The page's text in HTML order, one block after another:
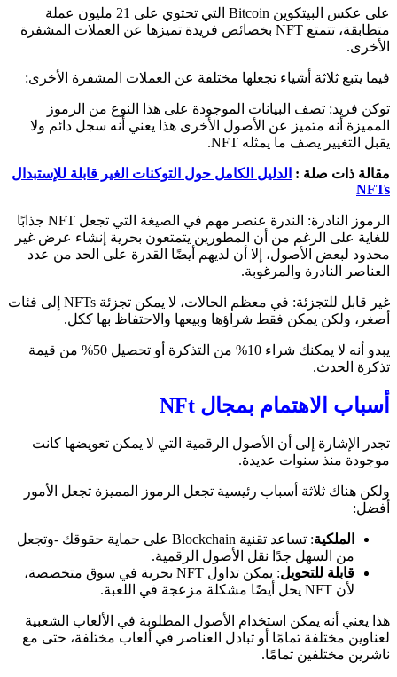
على عكس البيتكوين Bitcoin التي تحتوي على 21 مليون عملة
متطابقة، تتمتع NFT بخصائص فريدة تميزها عن العملات المشفرة
الأخرى.
فيما يتبع ثلاثة أشياء تجعلها مختلفة عن العملات المشفرة الأخرى:
توكن فريد: تصف البيانات الموجودة على هذا النوع من الرموز
المميزة أنه متميز عن الأصول الأخرى هذا يعني أنه سجل دائم ولا
يقبل التغيير يصف ما يمثله NFT.
مقالة ذات صلة : الدليل الكامل حول التوكنات الغير قابلة للإستبدال
NFTs
الرموز النادرة: الندرة عنصر مهم في الصيغة التي تجعل NFT جذابًا
للغاية على الرغم من أن المطورين يتمتعون بحرية إنشاء عرض غير
محدود لبعض الأصول، إلا أن لديهم أيضًا القدرة على الحد من عدد
العناصر النادرة والمرغوبة.
غير قابل للتجزئة: في معظم الحالات، لا يمكن تجزئة NFTs إلى فئات
أصغر، ولكن يمكن فقط شراؤها وبيعها والاحتفاظ بها ككل.
يبدو أنه لا يمكنك شراء 10% من التذكرة أو تحصيل 50% من قيمة
تذكرة الحدث.
أسباب الاهتمام بمجال NFt
تجدر الإشارة إلى أن الأصول الرقمية التي لا يمكن تعويضها كانت
موجودة منذ سنوات عديدة.
ولكن هناك ثلاثة أسباب رئيسية تجعل الرموز المميزة تجعل الأمور
أفضل:
الملكية
: تساعد تقنية Blockchain على حماية حقوقك -وتجعل
من السهل جدًا نقل الأصول الرقمية.
قابلة للتحويل
: يمكن تداول NFT بحرية في سوق متخصصة،
لأن NFT يحل أيضًا مشكلة مزعجة في اللعبة.
هذا يعني أنه يمكن استخدام الأصول المطلوبة في الألعاب الشعبية
لعناوين مختلفة تمامًا أو تبادل العناصر في ألعاب مختلفة، حتى مع
ناشرين مختلفين تمامًا.